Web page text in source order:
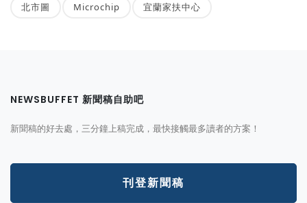
北市圖 Microchip 宜蘭家扶中心
NEWSBUFFET 新聞稿自助吧
新聞稿的好去處，三分鐘上稿完成，最快接觸最多讀者的方案！
刊登新聞稿